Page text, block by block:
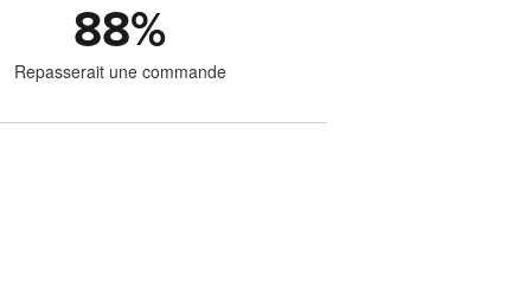
88%
Repasserait une commande